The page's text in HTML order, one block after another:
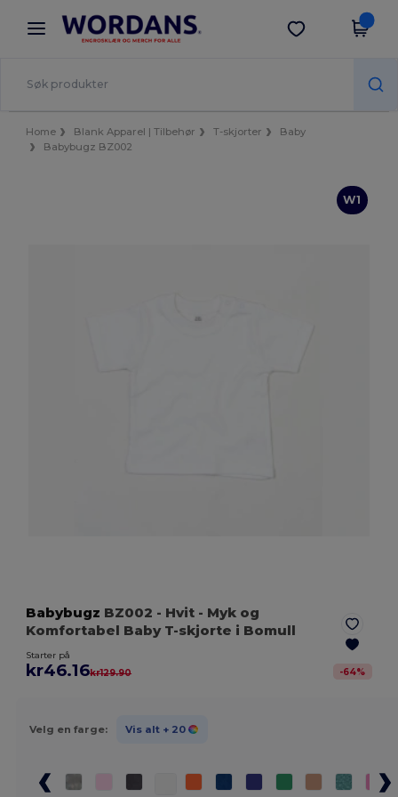
× Wordans-app
Bedre priser i appen!
Last ned app
Home Blank Apparel | Tilbehør T-skjorter
Baby
Babybugz BZ002
W1
Babybugz BZ002 - Hvit - Myk og
Komfortabel Baby T-skjorte i Bomull
Starter på
kr46.16kr129.90 -64%
Velg en farge: Vis alt + 20